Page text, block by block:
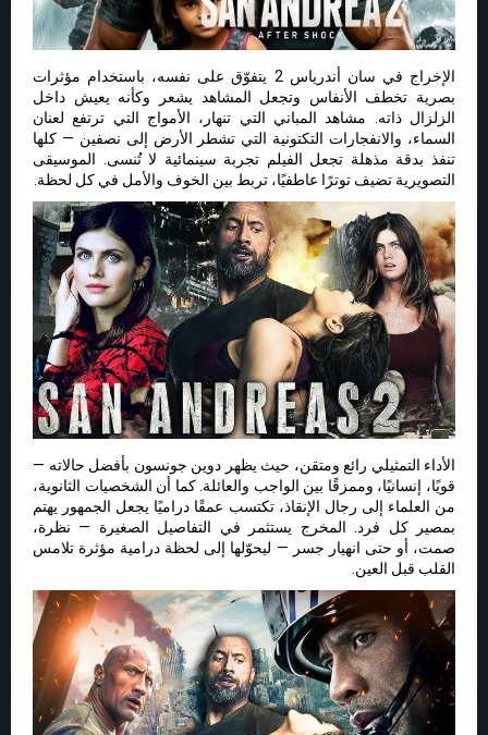
الإخراج في سان أندرياس 2 يتفوّق على نفسه، باستخدام مؤثرات
بصرية تخطف الأنفاس وتجعل المشاهد يشعر وكأنه يعيش داخل
الزلزال ذاته. مشاهد المباني التي تنهار، الأمواج التي ترتفع لعنان
السماء، والانفجارات التكتونية التي تشطر الأرض إلى نصفين — كلها
تنفذ بدقة مذهلة تجعل الفيلم تجربة سينمائية لا تُنسى. الموسيقى
التصويرية تضيف توترًا عاطفيًا، تربط بين الخوف والأمل في كل لحظة.
الأداء التمثيلي رائع ومتقن، حيث يظهر دوين جونسون بأفضل حالاته —
قويًا، إنسانيًا، وممزقًا بين الواجب والعائلة. كما أن الشخصيات الثانوية،
من العلماء إلى رجال الإنقاذ، تكتسب عمقًا دراميًا يجعل الجمهور يهتم
بمصير كل فرد. المخرج يستثمر في التفاصيل الصغيرة — نظرة،
صمت، أو حتى انهيار جسر — ليحوّلها إلى لحظة درامية مؤثرة تلامس
القلب قبل العين.